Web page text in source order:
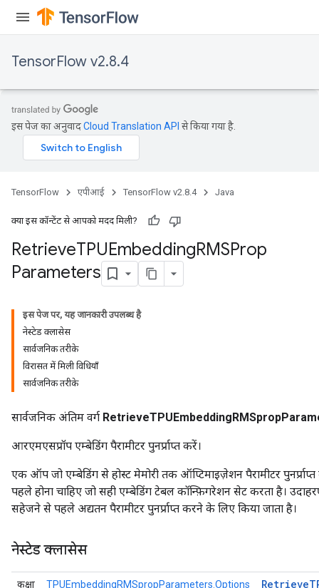
TensorFlow v2.8.4
इस पेज का अनुवादCloud Translation API से किया गया है.
TensorFlow एपीआई TensorFlow v2.8.4 Java
क्या इस कॉन्टेंट से आपको मदद मिली?
RetrieveTPUEmbeddingRMSProp
Parameters
इस पेज पर, यह जानकारी उपलब्ध है
नेस्टेड क्लासेस
सार्वजनिक तरीके
विरासत में मिली विधियाँ
सार्वजनिक तरीके
सार्वजनिक अंतिम वर्ग
आरएमएसप्रॉप एम्बेडिंग पैरामीटर पुनर्प्राप्त करें।
एक ऑप जो एम्बेडिंग से होस्ट मेमोरी तक ऑप्टिमाइज़ेशन पैरामीटर
पहले होना चाहिए जो सही एम्बेडिंग टेबल कॉन्फ़िगरेशन सेट करता है।
सहेजने से पहले अद्यतन पैरामीटर पुनर्प्राप्त करने के लिए किया जाता है।
नेस्टेड क्लासेस
कक्षा
TPUEmbeddingRMSpropParameters.Options
Retrieve